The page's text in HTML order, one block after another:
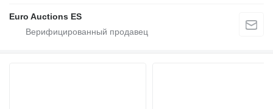
Euro Auctions ES